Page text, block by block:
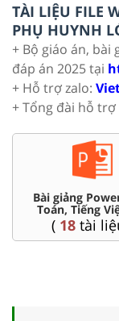
TÀI LIỆU FILE
PHỤ HUYNH
+ Bộ giáo án,
đáp án 2025 tại
+ Hỗ trợ zalo:
+ Tổng đài hỗ trợ
Tiếng Việt 5
liệu )